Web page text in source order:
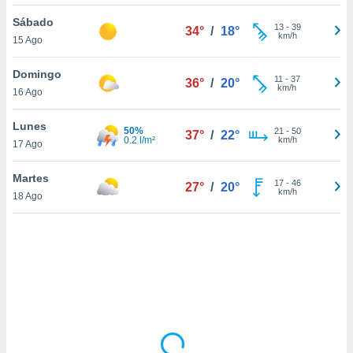
sitio
En
sean
el sitio
ni para
o
Sábado
15 Ago
34° / 18° 13- 39
km/h
Domingo
16 Ago
36° / 20° 11 - 37
km/h
Lunes
17 Ago
50%
0.2 l/m²
37° / 22° 21 - 50
km/h
Martes
18 Ago
27° / 20° 17- 46
km/h